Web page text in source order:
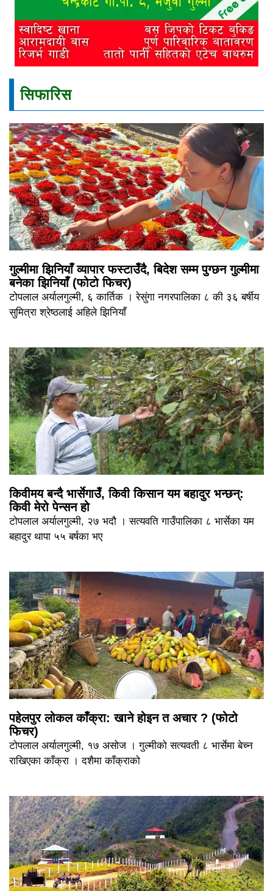
सिफारिस
गुल्मीमा झिनियाँ व्यापार फस्टाउँदै, बिदेश सम्म पुग्छन गुल्मीमा
बनेका झिनियाँ (फोटो फिचर)
टोपलाल अर्यालगुल्मी, ६ कार्तिक । रेसुंगा नगरपालिका ८ की ३६ बर्षीय
सुमित्रा श्रेष्ठलाई अहिले झिनियाँ
किवीमय बन्दै भार्सेगाउँ, किवी किसान यम बहादुर भन्छन्:
किवी मेरो पेन्सन हो
टोपलाल अर्यालगुल्मी, २७ भदौ । सत्यवति गाउँपालिका ८ भार्सेका यम
बहादुर थापा ५५ बर्षका भए
पहेलपुर लोकल काँक्रा: खाने होइन त अचार ? (फोटो
फिचर)
टोपलाल अर्यालगुल्मी, १७ असोज । गुल्मीको सत्यवती ८ भार्सेमा बेच्न
राखिएका काँक्रा । दशैमा काँक्राको